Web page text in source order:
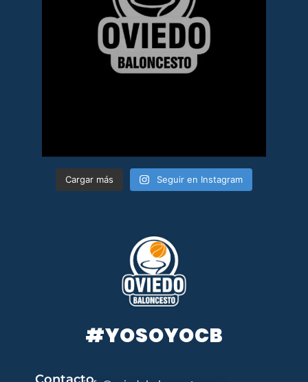
Cargar más Seguir en Instagram
#YOSOYOCB